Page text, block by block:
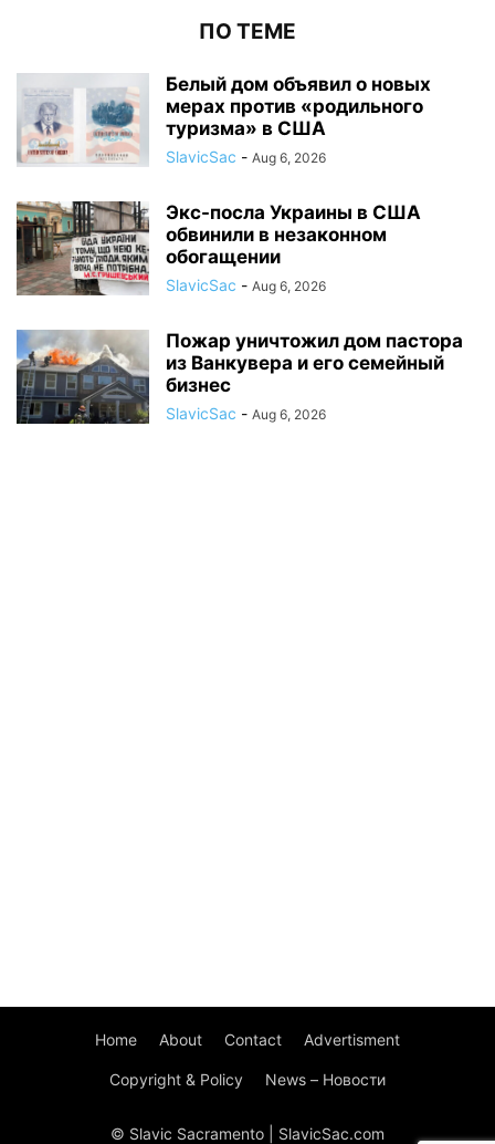
ПО ТЕМЕ
Белый дом объявил о новых
мерах против «родильного
туризма» в США
SlavicSac - Aug 6, 2026
Экс-посла Украины в США
обвинили в незаконном
обогащении
SlavicSac - Aug 6, 2026
Пожар уничтожил дом пастора
из Ванкувера и его семейный
бизнес
SlavicSac - Aug 6, 2026
Home About Contact Advertisment
Copyright & Policy News – Новости
© Slavic Sacramento | SlavicSac.com